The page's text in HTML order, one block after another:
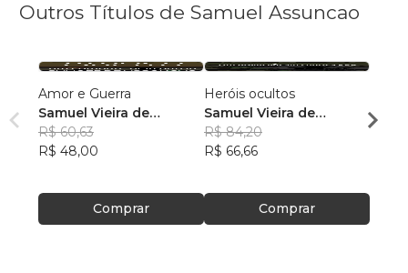
Outros Títulos de Samuel Assuncao
Amor e Guerra
Samuel Vieira de
Assunção
R$ 60,63
R$ 48,00
Comprar
Heróis ocultos
Samuel Vieira de
Assunção
R$ 84,20
R$ 66,66
Comprar
R$